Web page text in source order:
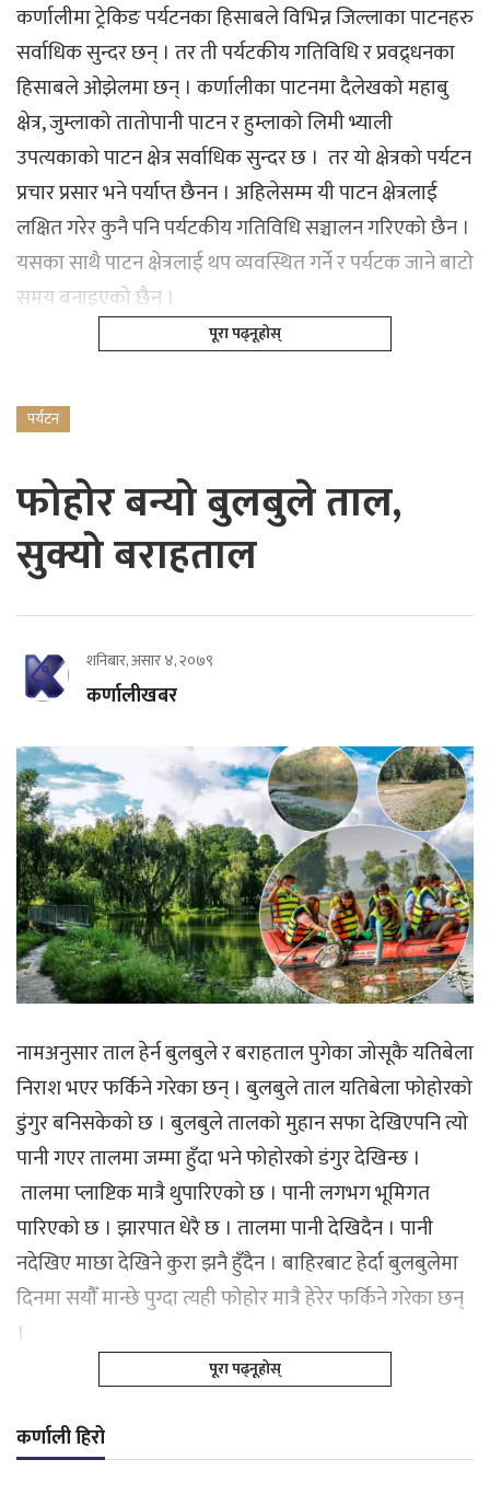
कर्णालीमा ट्रेकिङ पर्यटनका हिसाबले विभिन्न जिल्लाका पाटनहरु
सर्वाधिक सुन्दर छन् । तर ती पर्यटकीय गतिविधि र प्रवद्र्धनका
हिसाबले ओझेलमा छन् । कर्णालीका पाटनमा दैलेखको महाबु
क्षेत्र, जुम्लाको तातोपानी पाटन र हुम्लाको लिमी भ्याली
उपत्यकाको पाटन क्षेत्र सर्वाधिक सुन्दर छ । तर यो क्षेत्रको पर्यटन
प्रचार प्रसार भने पर्याप्त छैनन । अहिलेसम्म यी पाटन क्षेत्रलाई
लक्षित गरेर कुनै पनि पर्यटकीय गतिविधि सञ्चालन गरिएको छैन ।
यसका साथै पाटन क्षेत्रलाई थप व्यवस्थित गर्ने र पर्यटक जाने बाटो
समय बनाइएको छैन् ।
पूरा पढ्नूहोस्
पर्यटन
फोहोर बन्यो बुलबुले ताल,
सुक्यो बराहताल
शनिबार, असार ४, २०७९
कर्णालीखबर
नामअनुसार ताल हेर्न बुलबुले र बराहताल पुगेका जोसूकै यतिबेला
निराश भएर फर्किने गरेका छन् । बुलबुले ताल यतिबेला फोहोरको
डुंगुर बनिसकेको छ । बुलबुले तालको मुहान सफा देखिएपनि त्यो
पानी गएर तालमा जम्मा हुँदा भने फोहोरको डंगुर देखिन्छ ।
तालमा प्लाष्टिक मात्रै थुपारिएको छ । पानी लगभग भूमिगत
पारिएको छ । झारपात धेरै छ । तालमा पानी देखिदैन । पानी
नदेखिए माछा देखिने कुरा झनै हुँदैन । बाहिरबाट हेर्दा बुलबुलेमा
दिनमा सयौँ मान्छे पुग्दा त्यही फोहोर मात्रै हेरेर फर्किने गरेका छन्
।
पूरा पढ्नूहोस्
कर्णाली हिरो